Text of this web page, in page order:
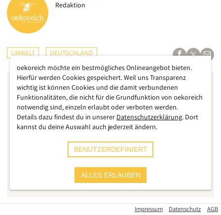
Redaktion
UMWELT DEUTSCHLAND
Impressum Datenschutz AGB
oekoreich möchte ein bestmögliches Onlineangebot bieten.
Hierfür werden Cookies gespeichert. Weil uns Transparenz
wichtig ist können Cookies und die damit verbundenen
Funktionalitäten, die nicht für die Grundfunktion von oekoreich
notwendig sind, einzeln erlaubt oder verboten werden.
Details dazu findest du in unserer Datenschutzerklärung. Dort
kannst du deine Auswahl auch jederzeit ändern.
BENUTZERDEFINIERT
ALLES ERLAUBEN